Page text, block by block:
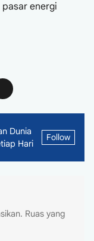
energi
Dunia
Hari
Follow
Ruas yang